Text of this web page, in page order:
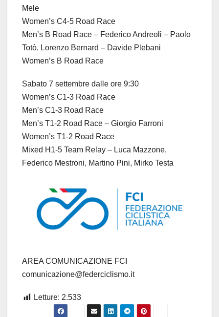
Mele
Women’s C4-5 Road Race
Men’s B Road Race – Federico Andreoli – Paolo
Totò, Lorenzo Bernard – Davide Plebani
Women’s B Road Race
Sabato 7 settembre dalle ore 9:30
Women’s C1-3 Road Race
Men’s C1-3 Road Race
Men’s T1-2 Road Race – Giorgio Farroni
Women’s T1-2 Road Race
Mixed H1-5 Team Relay – Luca Mazzone,
Federico Mestroni, Martino Pini, Mirko Testa
AREA COMUNICAZIONE FCI
comunicazione@federciclismo.it
Letture: 2.533